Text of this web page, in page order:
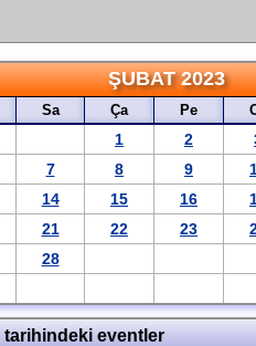
ŞUBAT 2023
Sa Ça Pe
1 2
7 8 9
14 15 16
21 22 23
28
tarihindeki eventler